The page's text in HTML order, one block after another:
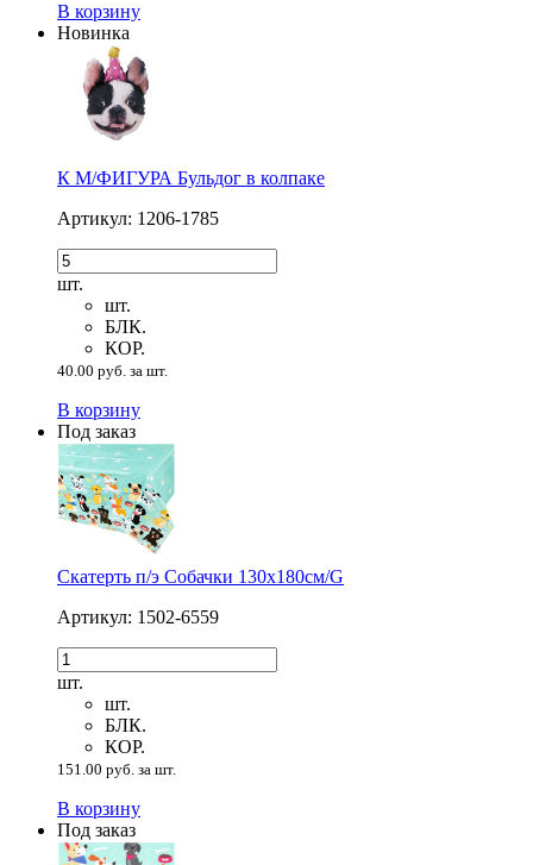
В корзину
Новинка
К М/ФИГУРА Бульдог в колпаке
Артикул: 1206-1785
шт.
шт.
БЛК.
КОР.
40.00 руб. за шт.
В корзину
Под заказ
Скатерть п/э Собачки 130х180см/G
Артикул: 1502-6559
шт.
шт.
БЛК.
КОР.
151.00 руб. за шт.
В корзину
Под заказ